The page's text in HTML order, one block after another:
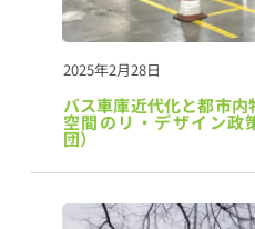
2025年2月28日
バス車庫近代化と都市
空間のリ・デザイン政
団）